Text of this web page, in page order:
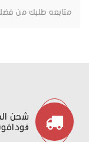
متابعه طلبك من فضلك اتصل
شحن